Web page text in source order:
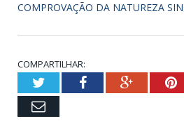
COMPROVAÇÃO DA NATUREZA
COMPARTILHAR:
TwitterFacebookGoogle+
Email